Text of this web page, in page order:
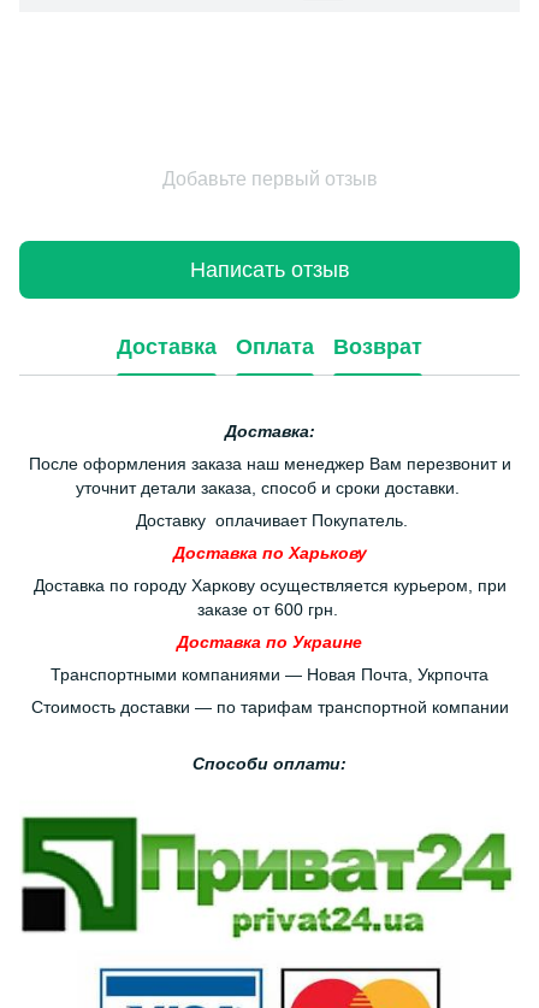
Добавьте первый отзыв
Написать отзыв
Доставка Оплата Возврат
Доставка:
После оформления заказа наш менеджер Вам перезвонит и
уточнит детали заказа, способ и сроки доставки.
Доставку оплачивает Покупатель.
Доставка по Харькову
Доставка по городу Харкову осуществляется курьером, при
заказе от 600 грн.
Доставка по Украине
Транспортными компаниями — Новая Почта, Укрпочта
Стоимость доставки — по тарифам транспортной компании
Способи оплати: